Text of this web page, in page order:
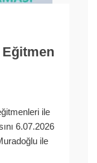
Eğitmen
ile
6.07.2026
ile